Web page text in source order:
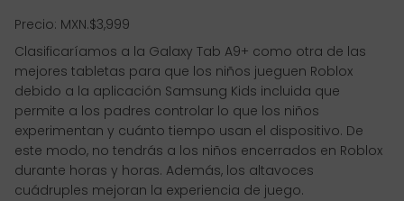
Precio: MXN.$3,999
Clasificaríamos a la Galaxy Tab A9+ como otra de las
mejores tabletas para que los niños jueguen Roblox
debido a la aplicación Samsung Kids incluida que
permite a los padres controlar lo que los niños
experimentan y cuánto tiempo usan el dispositivo. De
este modo, no tendrás a los niños encerrados en Roblox
durante horas y horas. Además, los altavoces
cuádruples mejoran la experiencia de juego.